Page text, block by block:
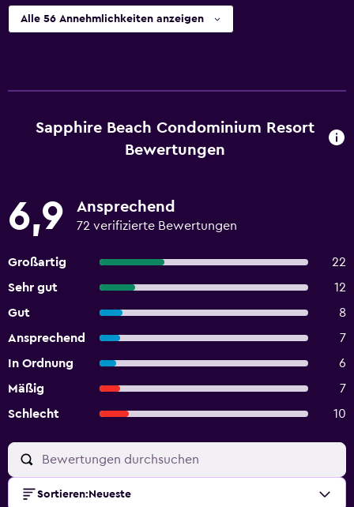
Alle 56 Annehmlichkeiten anzeigen
Sapphire Beach Condominium Resort
Bewertungen
6,9 Ansprechend
72 verifizierte Bewertungen
Großartig
22
Sehr gut
12
Gut
8
Ansprechend
7
In Ordnung
6
Mäßig
7
Schlecht
10
Sortieren: Neueste